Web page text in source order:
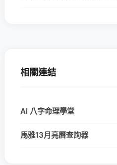
相關連結
AI 八字命理學堂
馬雅13月亮曆查詢器